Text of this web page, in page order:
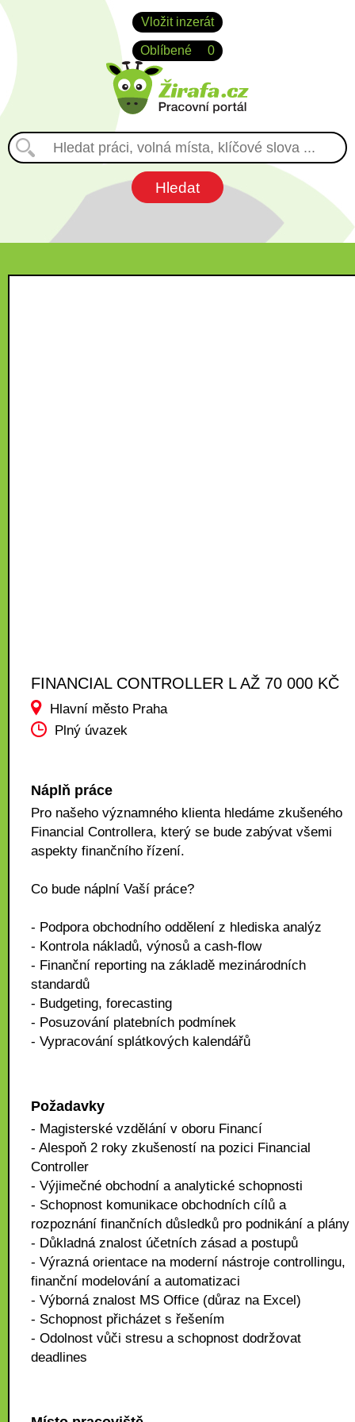
Vložit inzerát
Oblíbené 0
FINANCIAL CONTROLLER L AŽ 70 000 KČ
Hlavní město Praha
Plný úvazek
Náplň práce
Pro našeho významného klienta hledáme zkušeného
Financial Controllera, který se bude zabývat všemi
aspekty finančního řízení.
Co bude náplní Vaší práce?
- Podpora obchodního oddělení z hlediska analýz
- Kontrola nákladů, výnosů a cash-flow
- Finanční reporting na základě mezinárodních
standardů
- Budgeting, forecasting
- Posuzování platebních podmínek
- Vypracování splátkových kalendářů
Požadavky
- Magisterské vzdělání v oboru Financí
- Alespoň 2 roky zkušeností na pozici Financial
Controller
- Výjimečné obchodní a analytické schopnosti
- Schopnost komunikace obchodních cílů a
rozpoznání finančních důsledků pro podnikání a plány
- Důkladná znalost účetních zásad a postupů
- Výrazná orientace na moderní nástroje controllingu,
finanční modelování a automatizaci
- Výborná znalost MS Office (důraz na Excel)
- Schopnost přicházet s řešením
- Odolnost vůči stresu a schopnost dodržovat
deadlines